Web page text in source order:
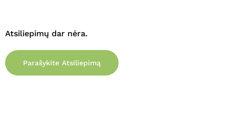
Atsiliepimų dar nėra.
Parašykite Atsiliepimą